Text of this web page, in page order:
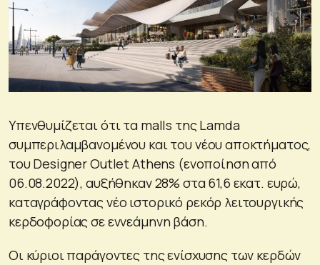
Υπενθυμίζεται ότι τα malls της Lamda
συμπεριλαμβανομένου και του νέου αποκτήματος,
του Designer Outlet Athens (ενοποίηση από
06.08.2022), αυξήθηκαν 28% στα 61,6 εκατ. ευρώ,
καταγράφοντας νέο ιστορικό ρεκόρ λειτουργικής
κερδοφορίας σε εννεάμηνη βάση.
Οι κύριοι παράγοντες της ενίσχυσης των κερδών